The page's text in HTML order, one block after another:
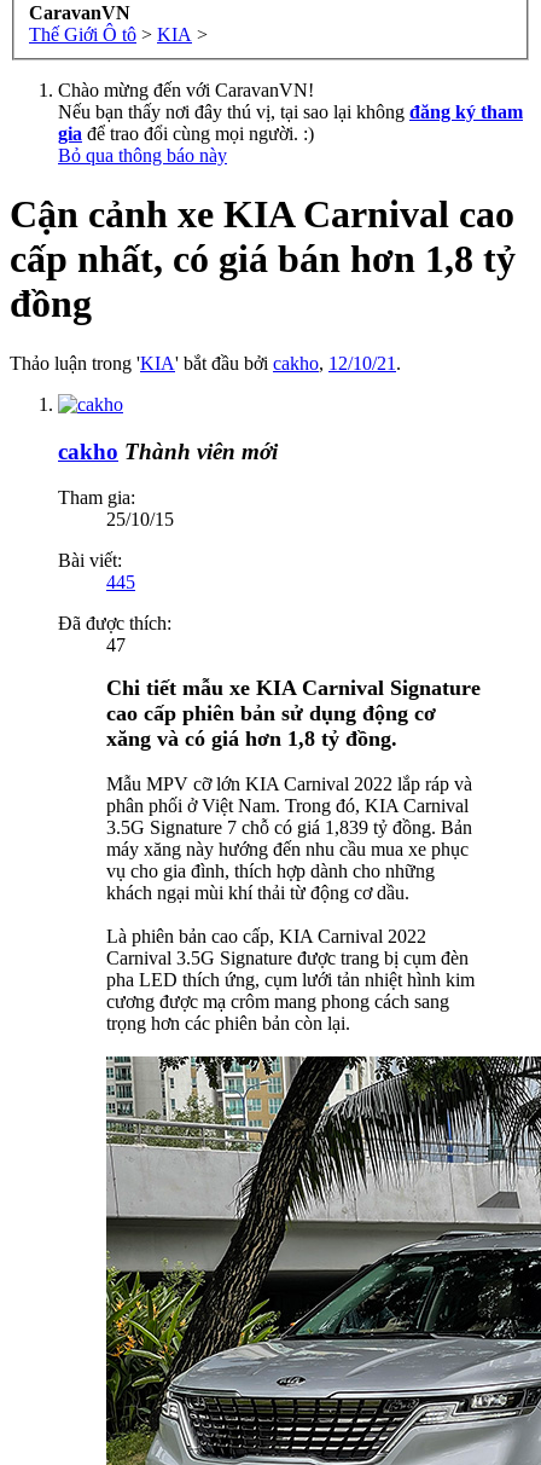
CaravanVN
Thế Giới Ô tô > KIA >
Chào mừng đến với CaravanVN!
Nếu bạn thấy nơi đây thú vị, tại sao lại không đăng ký tham
gia để trao đổi cùng mọi người. :)
Bỏ qua thông báo này
Cận cảnh xe KIA Carnival cao
cấp nhất, có giá bán hơn 1,8 tỷ
đồng
Thảo luận trong 'KIA' bắt đầu bởi cakho, 12/10/21 .
cakho Thành viên mới
Tham gia:
25/10/15
Bài viết:
445
Đã được thích:
47
Chi tiết mẫu xe KIA Carnival Signature
cao cấp phiên bản sử dụng động cơ
xăng và có giá hơn 1,8 tỷ đồng.
Mẫu MPV cỡ lớn KIA Carnival 2022 lắp ráp và
phân phối ở Việt Nam. Trong đó, KIA Carnival
3.5G Signature 7 chỗ có giá 1,839 tỷ đồng. Bản
máy xăng này hướng đến nhu cầu mua xe phục
vụ cho gia đình, thích hợp dành cho những
khách ngại mùi khí thải từ động cơ dầu.
Là phiên bản cao cấp, KIA Carnival 2022
Carnival 3.5G Signature được trang bị cụm đèn
pha LED thích ứng, cụm lưới tản nhiệt hình kim
cương được mạ crôm mang phong cách sang
trọng hơn các phiên bản còn lại.